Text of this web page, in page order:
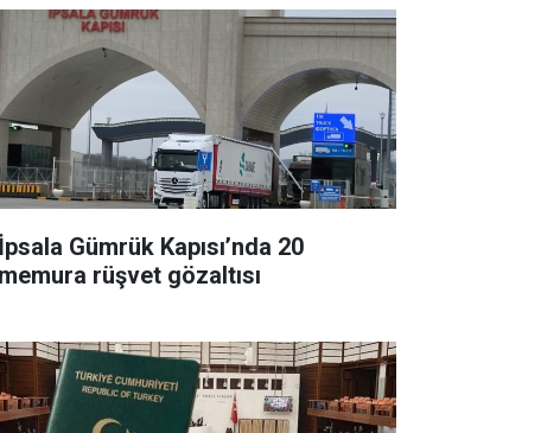
İpsala Gümrük Kapısı’nda 20
memura rüşvet gözaltısı